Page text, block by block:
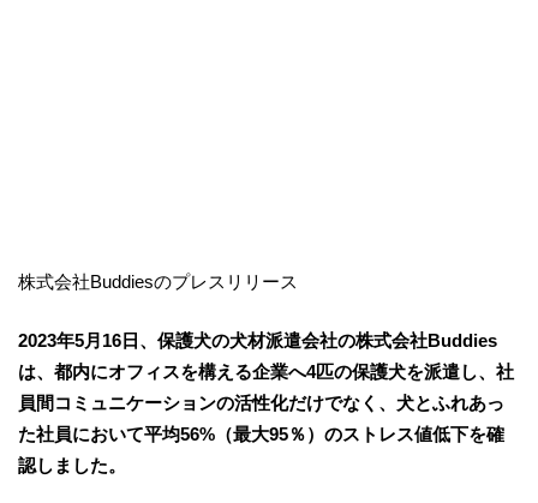
株式会社Buddiesのプレスリリース
2023年5月16日、保護犬の犬材派遣会社の株式会社Buddies
は、都内にオフィスを構える企業へ4匹の保護犬を派遣し、社
員間コミュニケーションの活性化だけでなく、犬とふれあっ
た社員において平均56%（最大95％）のストレス値低下を確
認しました。